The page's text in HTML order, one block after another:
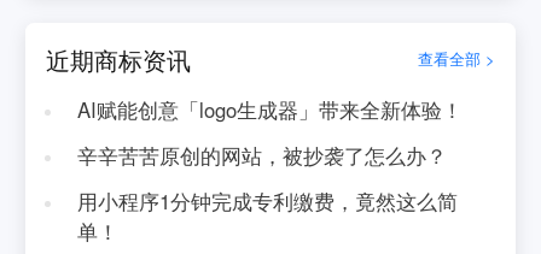
近期商标资讯 查看全部 >
AI赋能创意「logo生成器」带来全新体验！
辛辛苦苦原创的网站，被抄袭了怎么办？
用小程序1分钟完成专利缴费，竟然这么简
单！